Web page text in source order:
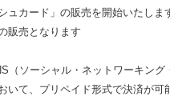
カード」の販売を開始いたしま
販売となります
（ソーシャル・ネットワーキン
て、プリペイド形式で決済が可